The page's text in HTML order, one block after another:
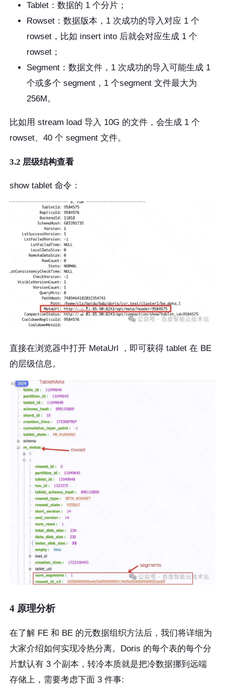
Tablet：数据的 1 个分片；
Rowset：数据版本，1 次成功的导入对应 1 个
rowset，比如 insert into 后就会对应生成 1 个
rowset；
Segment：数据文件，1 次成功的导入可能生成 1
个或多个 segment，1 个segment 文件最大为
256M。
比如用 stream load 导入 10G 的文件，会生成 1 个
rowset、40 个 segment 文件。
3.2 层级结构查看
show tablet 命令：
直接在浏览器中打开 MetaUrl ，即可获得 tablet 在 BE
的层级信息。
4 原理分析
在了解 FE 和 BE 的元数据组织方法后，我们将详细为
大家介绍如何实现冷热分离。Doris 的每个表的每个分
片默认有 3 个副本，转冷本质就是把冷数据挪到远端
存储上，需要考虑下面 3 件事: